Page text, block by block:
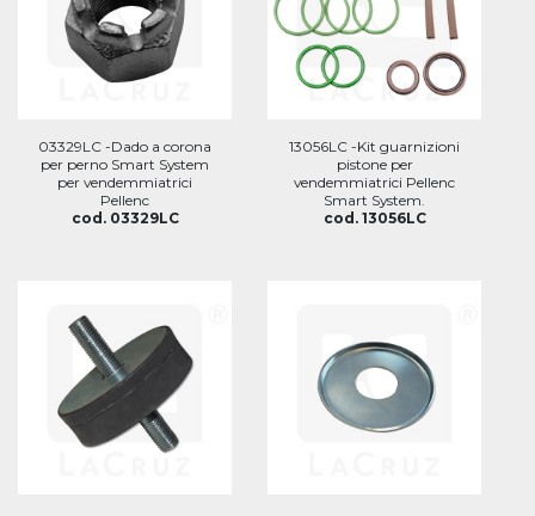
03329LC -Dado a corona
per perno Smart System
per vendemmiatrici
Pellenc
cod. 03329LC
13056LC -Kit guarnizioni
pistone per
vendemmiatrici Pellenc
Smart System.
cod. 13056LC